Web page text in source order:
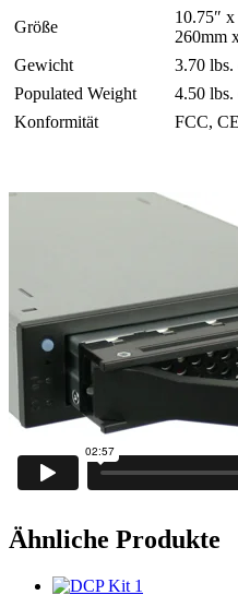
Größe
10.75″
260mm
Gewicht
3.70
Populated Weight
4.50
Konformität
FCC,
Ähnliche Produkte